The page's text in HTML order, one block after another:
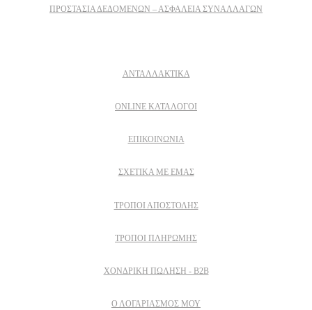
ΠΡΟΣΤΑΣΊΑ ΔΕΔΟΜΈΝΩΝ – ΑΣΦΆΛΕΙΑ ΣΥΝΑΛΛΑΓΏΝ
ΑΝΤΑΛΛΑΚΤΙΚΑ
ONLINE ΚΑΤΑΛΟΓΟΙ
ΕΠΙΚΟΙΝΩΝΙΑ
ΣΧΕΤΙΚΆ ΜΕ ΕΜΆΣ
ΤΡΌΠΟΙ ΑΠΟΣΤΟΛΉΣ
ΤΡΌΠΟΙ ΠΛΗΡΩΜΉΣ
ΧΟΝΔΡΙΚΉ ΠΏΛΗΣΗ - B2B
Ο ΛΟΓΑΡΙΑΣΜΟΣ ΜΟΥ